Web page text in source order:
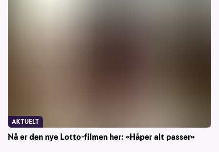
Nå er den nye Lotto-filmen her: «Håper alt passer»
AKTUELT